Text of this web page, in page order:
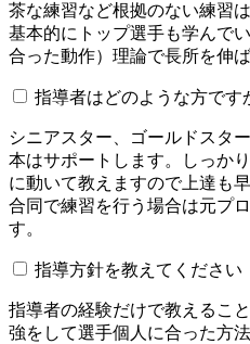
茶な練習など根拠のない練習
基本的にトップ選手も学んで
合った動作）理論で長所を伸
指導者はどのような方です
シニアスター、ゴールドスタ
本はサポートします。しっか
に動いて教えますので上達も
合同で練習を行う場合は元プ
す。
指導方針を教えてください
指導者の経験だけで教えるこ
強をして選手個人に合った方